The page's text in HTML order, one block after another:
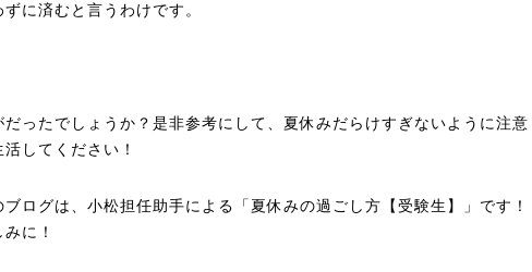
ずに済むと言うわけです。
だったでしょうか？是非参考にして、夏休みだらけすぎないように注意
してください！
ブログは、小松担任助手による「夏休みの過ごし方【受験生】」です！
に！